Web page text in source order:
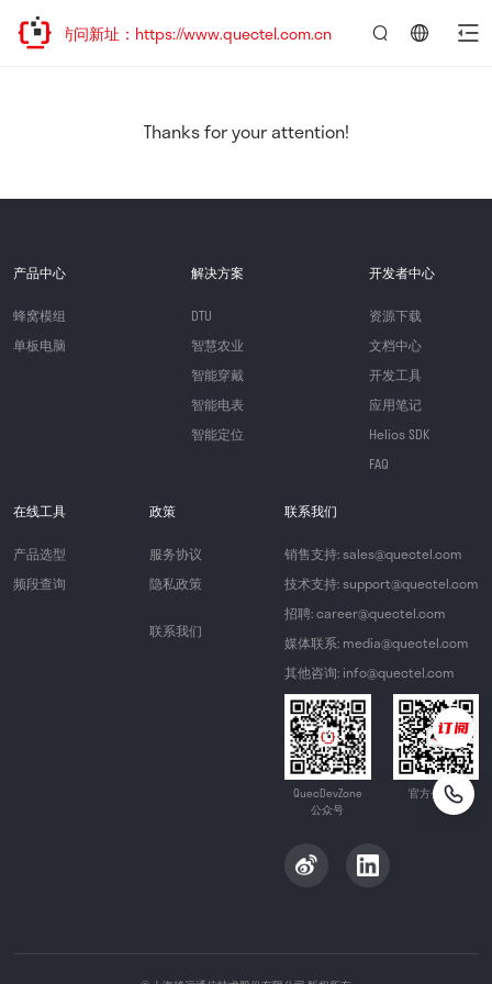
，欢迎访问新址：https://www.quectel.com.cn
Thanks for your attention!
产品中心
蜂窝模组
单板电脑
解决方案
DTU
智慧农业
智能穿戴
智能电表
智能定位
开发者中心
资源下载
文档中心
开发工具
应用笔记
Helios SDK
FAQ
在线工具
产品选型
频段查询
政策
服务协议
隐私政策
联系我们
联系我们
销售支持: sales@quectel.com
技术支持: support@quectel.com
招聘: career@quectel.com
媒体联系: media@quectel.com
其他咨询: info@quectel.com
QuecDevZone
公众号
官方公众号